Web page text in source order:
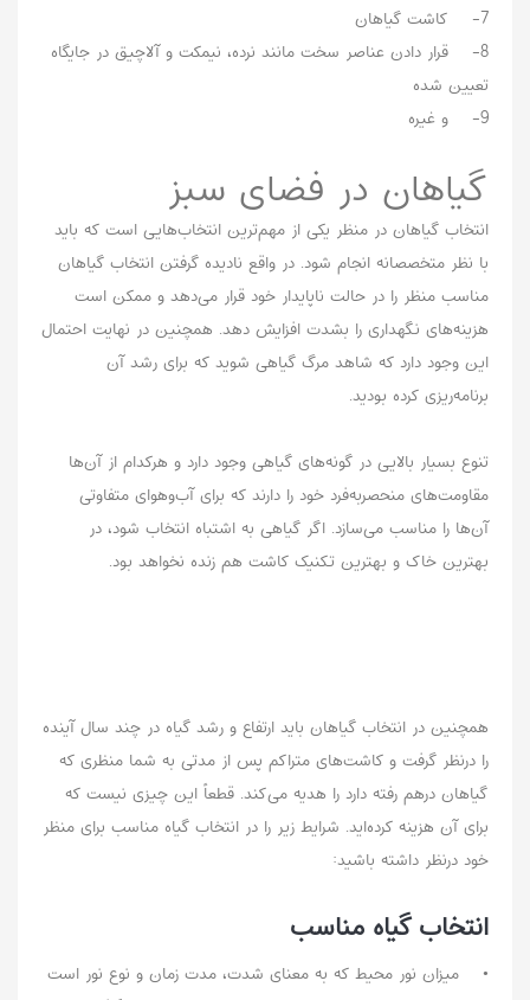
7- کاشت گیاهان
8- قرار دادن عناصر سخت مانند نرده، نیمکت و آلاچیق در جایگاه
تعیین شده
9- و غیره
گیاهان در فضای سبز
انتخاب گیاهان در منظر یکی از مهم‌ترین انتخاب‌هایی است که باید
با نظر متخصصانه انجام شود. در واقع نادیده گرفتن انتخاب گیاهان
مناسب منظر را در حالت ناپایدار خود قرار می‌دهد و ممکن است
هزینه‌های نگهداری را بشدت افزایش دهد. همچنین در نهایت احتمال
این وجود دارد که شاهد مرگ گیاهی شوید که برای رشد آن
برنامه‌ریزی کرده بودید.
تنوع بسیار بالایی در گونه‌های گیاهی وجود دارد و هرکدام از آ‌ن‌ها
مقاومت‌های منحصربه‌فرد خود را دارند که برای آب‌وهوای متفاوتی
آن‌ها را مناسب می‌سازد. اگر گیاهی به اشتباه انتخاب شود، در
بهترین خاک و بهترین تکنیک کاشت هم زنده نخواهد بود.
همچنین در انتخاب گیاهان باید ارتفاع و رشد گیاه در چند سال آینده
را درنظر گرفت و کاشت‌های متراکم پس از مدتی به شما منظری که
گیاهان درهم رفته دارد را هدیه می‌کند. قطعاً این چیزی نیست که
برای آن هزینه کرده‌اید. شرایط زیر را در انتخاب گیاه مناسب برای منظر
خود درنظر داشته باشید:
انتخاب گیاه مناسب
• میزان نور محیط که به معنای شدت، مدت زمان و نوع نور است